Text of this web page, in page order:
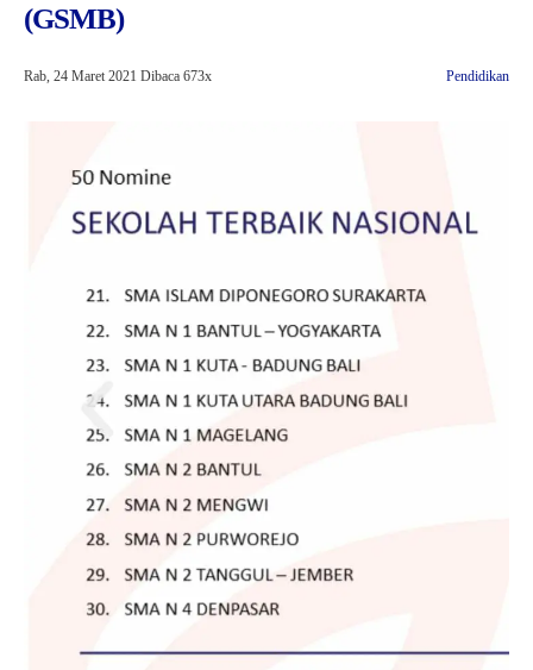
(GSMB)
Rab, 24 Maret 2021 Dibaca 673x Pendidikan